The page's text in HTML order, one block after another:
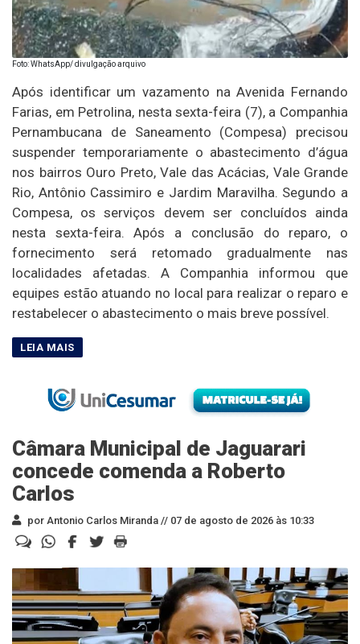
Foto: WhatsApp/ divulgação arquivo
Após identificar um vazamento na Avenida Fernando
Farias, em Petrolina, nesta sexta-feira (7), a Companhia
Pernambucana de Saneamento (Compesa) precisou
suspender temporariamente o abastecimento d’água
nos bairros Ouro Preto, Vale das Acácias, Vale Grande
Rio, Antônio Cassimiro e Jardim Maravilha. Segundo a
Compesa, os serviços devem ser concluídos ainda
nesta sexta-feira. Após a conclusão do reparo, o
fornecimento será retomado gradualmente nas
localidades afetadas. A Companhia informou que
equipes estão atuando no local para realizar o reparo e
restabelecer o abastecimento o mais breve possível.
Câmara Municipal de Jaguarari
concede comenda a Roberto
Carlos
por Antonio Carlos Miranda // 07 de agosto de 2026 às 10:33